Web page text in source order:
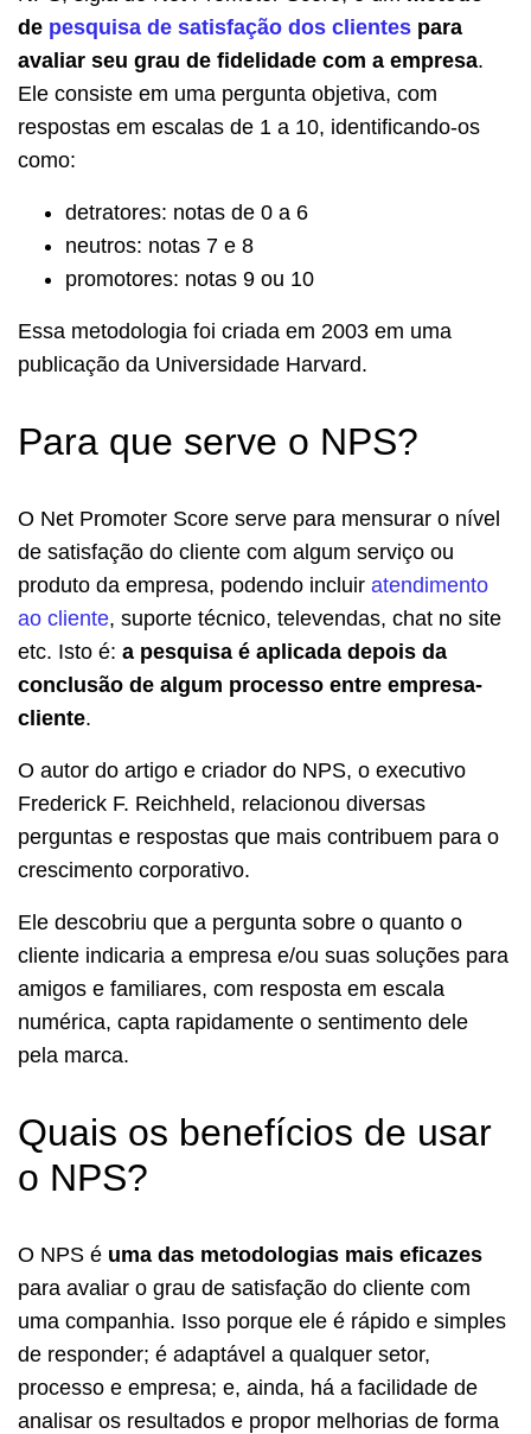
de pesquisa de satisfação dos clientes para
avaliar seu grau de fidelidade com a empresa.
Ele consiste em uma pergunta objetiva, com
respostas em escalas de 1 a 10, identificando-os
como:
detratores: notas de 0 a 6
neutros: notas 7 e 8
promotores: notas 9 ou 10
Essa metodologia foi criada em 2003 em uma
publicação da Universidade Harvard.
Para que serve o NPS?
O Net Promoter Score serve para mensurar o nível
de satisfação do cliente com algum serviço ou
produto da empresa, podendo incluir atendimento
ao cliente, suporte técnico, televendas, chat no site
etc. Isto é: a pesquisa é aplicada depois da
conclusão de algum processo entre empresa-
cliente.
O autor do artigo e criador do NPS, o executivo
Frederick F. Reichheld, relacionou diversas
perguntas e respostas que mais contribuem para o
crescimento corporativo.
Ele descobriu que a pergunta sobre o quanto o
cliente indicaria a empresa e/ou suas soluções para
amigos e familiares, com resposta em escala
numérica, capta rapidamente o sentimento dele
pela marca.
Quais os benefícios de usar
o NPS?
O NPS é uma das metodologias mais eficazes
para avaliar o grau de satisfação do cliente com
uma companhia. Isso porque ele é rápido e simples
de responder; é adaptável a qualquer setor,
processo e empresa; e, ainda, há a facilidade de
analisar os resultados e propor melhorias de forma